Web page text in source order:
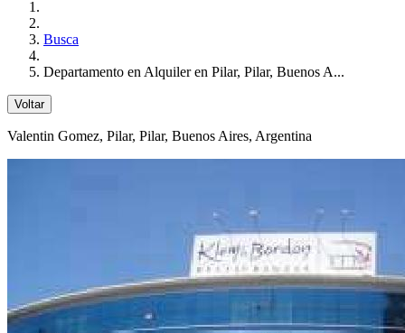
Busca
Departamento en Alquiler en Pilar, Pilar, Buenos A...
Voltar
Valentin Gomez, Pilar, Pilar, Buenos Aires, Argentina